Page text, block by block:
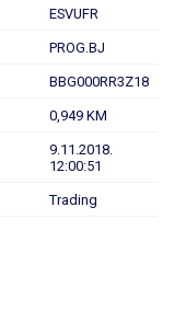
ESVUFR
PROG.BJ
BBG000RR3Z18
0,949 KM
9.11.2018.
12:00:51
Trading